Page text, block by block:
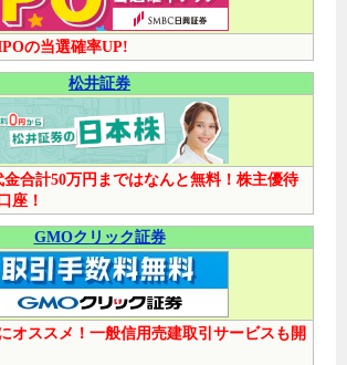
の当選確率UP!
松井証券
金合計50万円まではなんと無料！株主優待
座！
GMOクリック証券
オススメ！一般信用売建取引サービスも開